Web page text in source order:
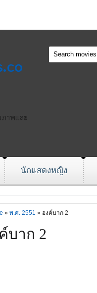
ภาพและ
นักแสดงหญิง
» พ.ศ. 2551 » องค์บาก 2
บาก 2